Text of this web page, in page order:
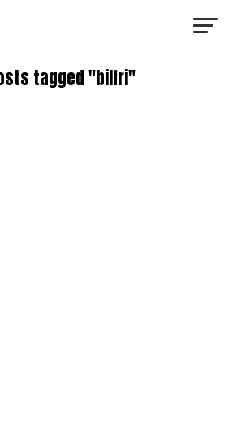
tagged "bilfri"